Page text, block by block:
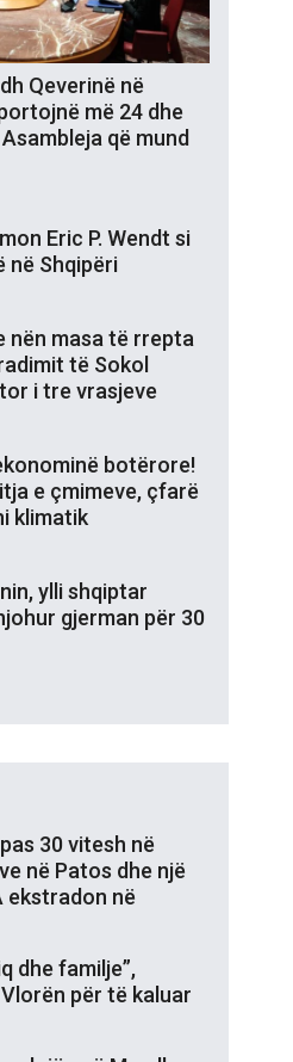
Qeverinë në
më 24 dhe
që mund
Eric P. Wendt si
në Shqipëri
nën masa të rrepta
të Sokol
i tre vrasjeve
botërore!
e çmimeve, çfarë
klimatik
ylli shqiptar
gjerman për 30
30 vitesh në
në Patos dhe një
ekstradon në
dhe familje”,
për të kaluar